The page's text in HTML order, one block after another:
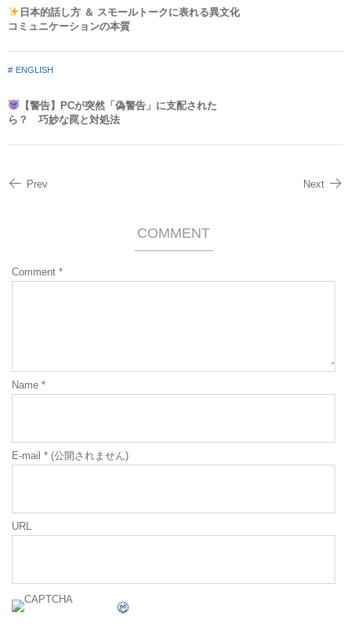
日本的話し方 ＆ スモールトークに表れる異文化
コミュニケーションの本質
ENGLISH
【警告】PCが突然「偽警告」に支配された
ら？ 巧妙な罠と対処法
Prev Next
COMMENT
Comment *
Name *
E-mail * (公開されません)
URL